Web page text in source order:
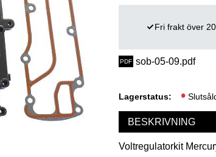
Lagerstatus
sob-05-09.pdf
Fri frakt över
BESKRIVNING
Voltregulatorkit